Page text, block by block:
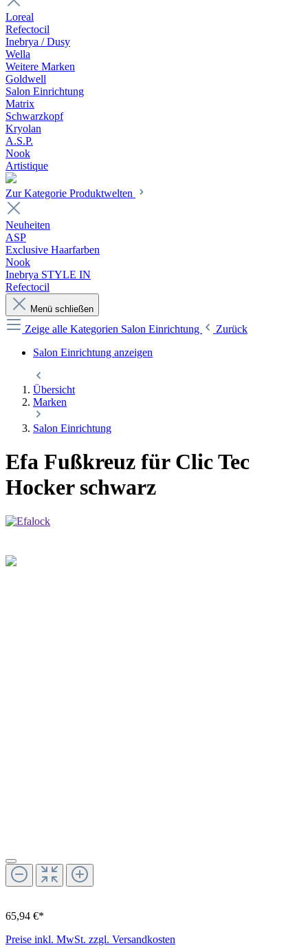
Loreal
Refectocil
Inebrya / Dusy
Wella
Weitere Marken
Goldwell
Salon Einrichtung
Matrix
Schwarzkopf
Kryolan
A.S.P.
Nook
Artistique
Zur Kategorie Produktwelten
Neuheiten
ASP
Exclusive Haarfarben
Nook
Inebrya STYLE IN
Refectocil
Menü schließen
Zeige alle Kategorien Salon Einrichtung
Zurück
Salon Einrichtung anzeigen
Übersicht
Marken
Salon Einrichtung
Efa Fußkreuz für Clic Tec
Hocker schwarz
65,94 €*
Preise inkl. MwSt. zzgl. Versandkosten